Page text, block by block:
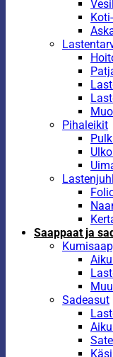
Pihaleikit
Saappaat ja
Sadeasut